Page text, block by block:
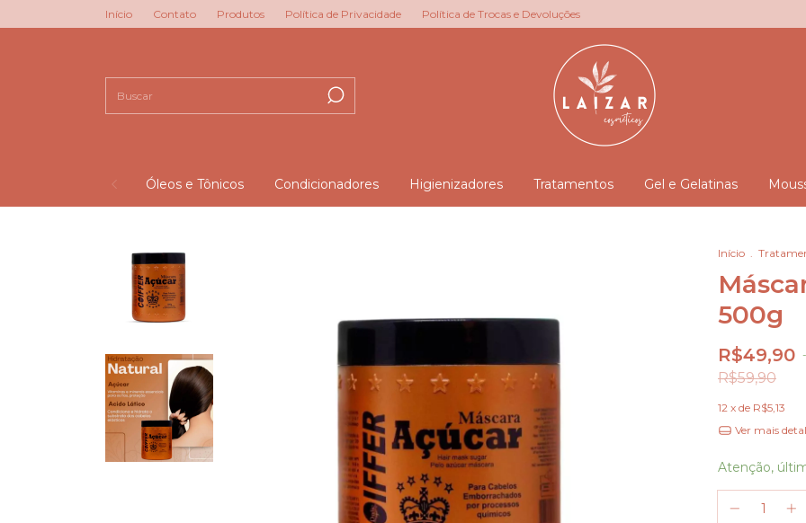
Início Contato Produtos Política de Privacidade Política de Trocas e Devoluções
Óleos e Tônicos Condicionadores Higienizadores Tratamentos Gel e Gelatinas
Início .
500g
R$49,90 -
R$59,90
12 x de R$5,13
Ver mais
Atenção,